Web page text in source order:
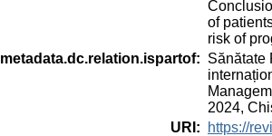
of
risk of
metadata.dc.relation.ispartof: Sănătate
2024,
URI :
https://